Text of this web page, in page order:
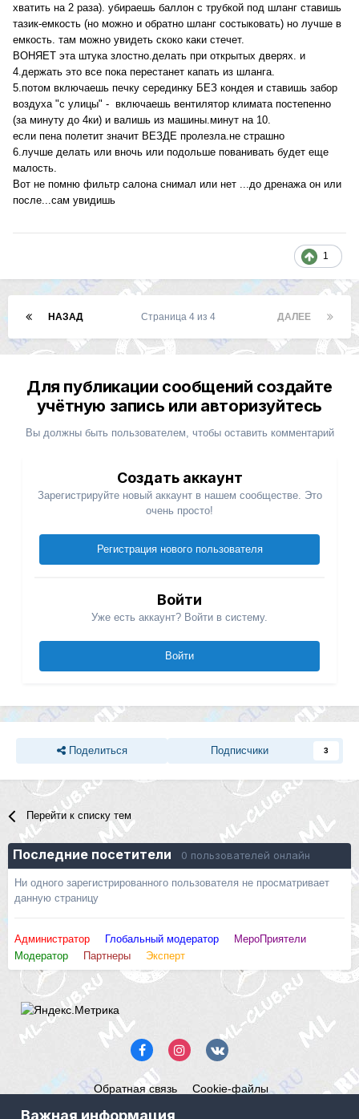
хватить на 2 раза). убираешь баллон с трубкой под шланг ставишь
тазик-емкость (но можно и обратно шланг состыковать) но лучше в
емкость. там можно увидеть скоко каки стечет.
ВОНЯЕТ эта штука злостно.делать при открытых дверях. и
4.держать это все пока перестанет капать из шланга.
5.потом включаешь печку серединку БЕЗ кондея и ставишь забор
воздуха "с улицы" - включаешь вентилятор климата постепенно
(за минуту до 4ки) и валишь из машины.минут на 10.
если пена полетит значит ВЕЗДЕ пролезла.не страшно
6.лучше делать или вночь или подольше пованивать будет еще
малость.
Вот не помню фильтр салона снимал или нет ...до дренажа он или
после...сам увидишь
1
НАЗАД ДАЛЕЕ
Страница 4 из 4
Для публикации сообщений создайте
учётную запись или авторизуйтесь
Вы должны быть пользователем, чтобы оставить комментарий
Создать аккаунт
Зарегистрируйте новый аккаунт в нашем сообществе. Это
очень просто!
Регистрация нового пользователя
Войти
Уже есть аккаунт? Войти в систему.
Войти
Поделиться Подписчики 3
Перейти к списку тем
Последние посетители 0 пользователей онлайн
Ни одного зарегистрированного пользователя не просматривает
данную страницу
Администратор Глобальный модератор
МероПриятели
Модератор
Партнеры Эксперт
Обратная связь Cookie-файлы
Важная информация